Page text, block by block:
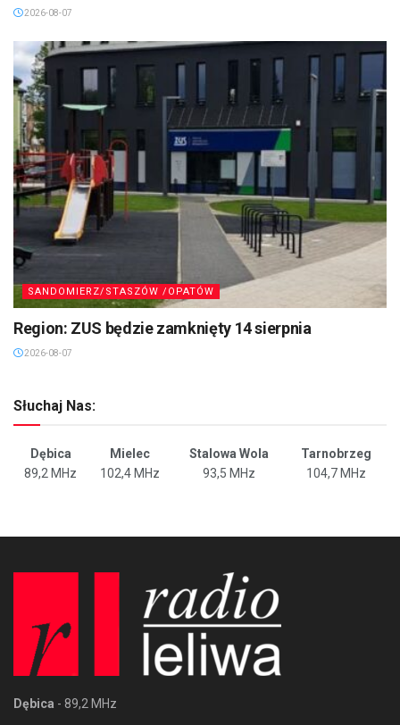
2026-08-07
SANDOMIERZ/STASZÓW /OPATÓW
Region: ZUS będzie zamknięty 14 sierpnia
2026-08-07
Słuchaj Nas:
Dębica Mielec Stalowa Wola
Tarnobrzeg
89,2 MHz
102,4 MHz 93,5 MHz 104,7 MHz
Dębica - 89,2 MHz